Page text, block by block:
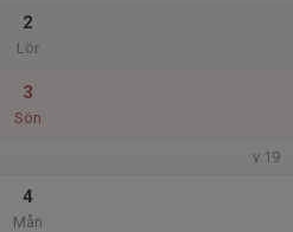
2
Lör
3
Sön
v.19
4
Mån